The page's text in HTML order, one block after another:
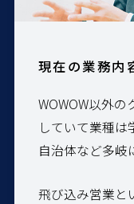
現在の業務内
WOWOW以外
していて業種は
自治体など多岐
飛び込み営業と